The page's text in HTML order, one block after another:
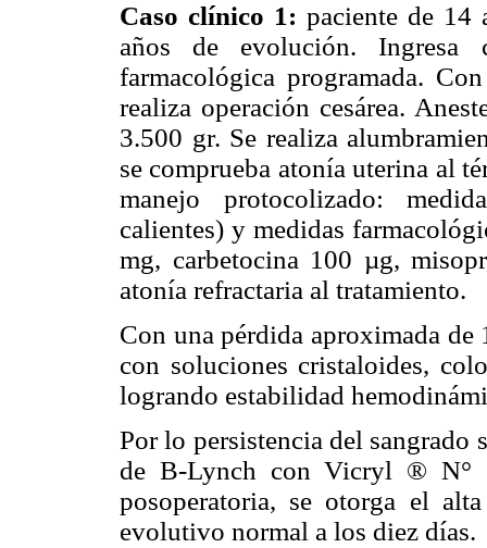
Caso clínico 1: paciente de 14
años de evolución. Ingresa
farmacológica programada.
realiza operación cesárea.
3.500 gr. Se realiza
se comprueba atonía uterina al
manejo protocolizado:
calientes) y medidas
mg, carbetocina 100 µg,
atonía refractaria al tratamiento.
Con una pérdida aproximada de
con soluciones cristaloides,
logrando estabilidad
Por lo persistencia del sangrado
de B-Lynch con Vicryl ® N°
posoperatoria, se otorga el
evolutivo normal a los diez días.